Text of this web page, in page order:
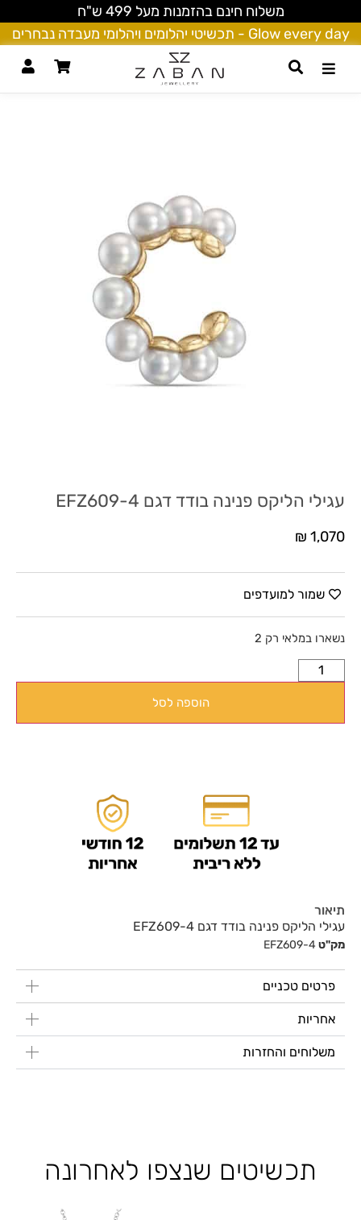
משלוח חינם בהזמנות מעל 499 ש"ח
Glow every day - תכשיטי יהלומים ויהלומי מעבדה נבחרים
עגילי הליקס פנינה בודד דגם EFZ609-4
₪ 1,070
שמור למועדפים
נשארו במלאי רק 2
הוספה לסל
תיאור
עגילי הליקס פנינה בודד דגם EFZ609-4
מק"טEFZ609-4
פרטים טכניים
אחריות
משלוחים והחזרות
תכשיטים שנצפו לאחרונה